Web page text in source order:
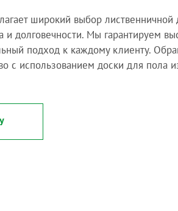
широкий выбор
и долговечности. Мы гарантируем
подход к каждому клиенту.
с использованием доски для пола